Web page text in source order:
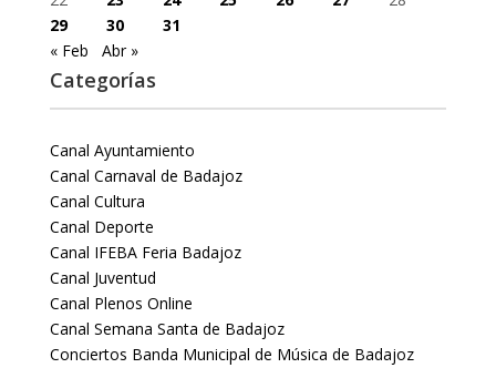
29
30
31
« Feb
Abr »
Categorías
Canal Ayuntamiento
Canal Carnaval de Badajoz
Canal Cultura
Canal Deporte
Canal IFEBA Feria Badajoz
Canal Juventud
Canal Plenos Online
Canal Semana Santa de Badajoz
Conciertos Banda Municipal de Música de Badajoz